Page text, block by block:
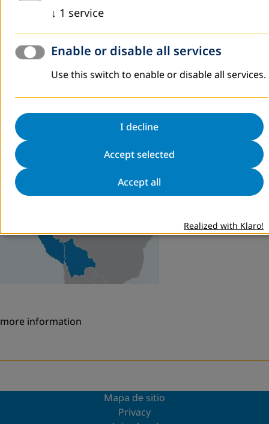
educador de adultos.
Estas publicaciones terminan aquí, pero el debate
continúa.
Link de la revista:https://www.dvv-
to overview
Welcome to DVV International South America
more information
Mapa de sitio
Privacy
↓ 1 service
Enable or disable all services
Use this switch to enable or disable all services.
I decline
Accept selected
Accept all
Realized with Klaro!